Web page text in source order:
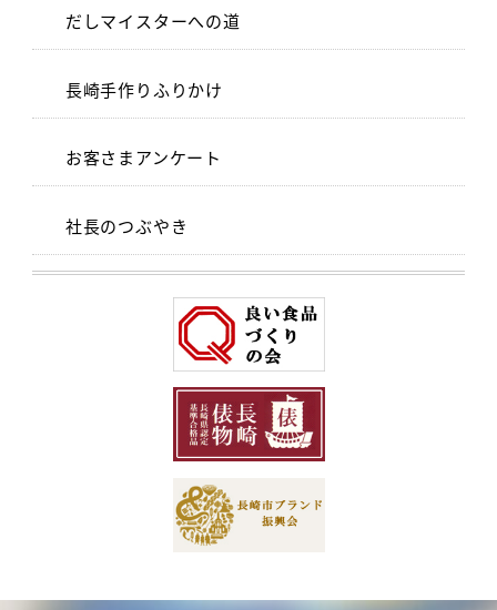
だしマイスターへの道
長崎手作りふりかけ
お客さまアンケート
社長のつぶやき